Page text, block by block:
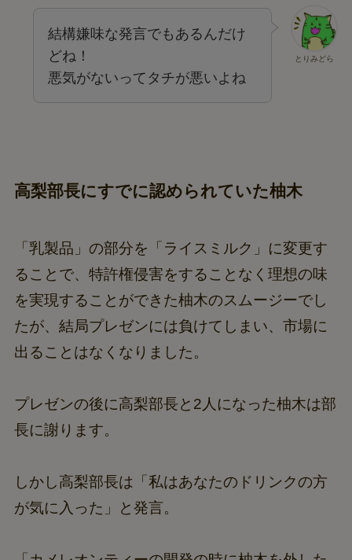
とりみどら
結構嫌味な発言でもあるんだけ
どね！
悪気がないってタチが悪いよね
高梨部長にすでに認められていた柚木
「乳製品」の部分を「ライスミルク」に変更す
ることで、特許権侵害をすることなく理想の味
を実現することができた柚木のスムージーでし
たが、結局プレゼンには負けてしまい、市場に
出ることはなくなりました。
プレゼンの後に高梨部長と2人になった柚木は部
長に謝ります。
しかし高梨部長は「私はあなたのドリンクの方
が気に入った」と発言。